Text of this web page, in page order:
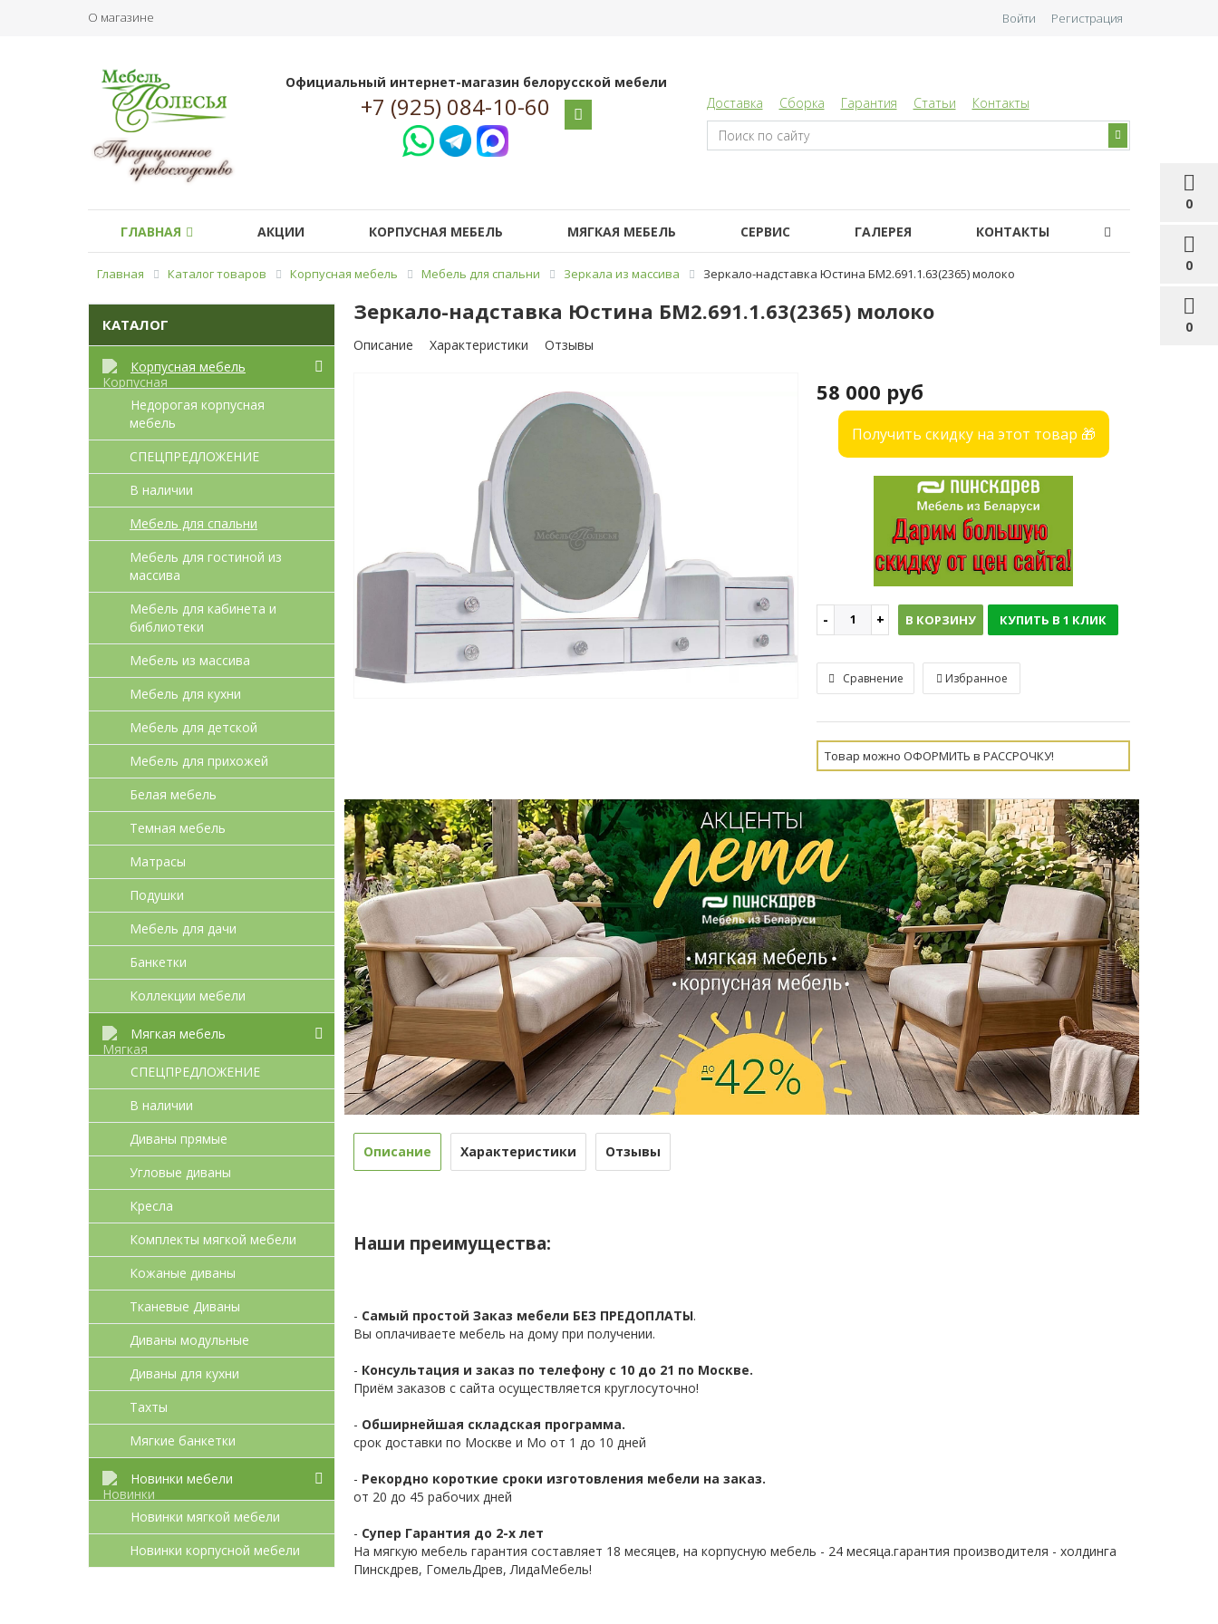
О магазине
0
0
0
Войти Регистрация
Официальный интернет-магазин белорусской мебели
+7 (925) 084-10-60 Доставка Сборка Гарантия Статьи Контакты
ГЛАВНАЯ АКЦИИ КОРПУСНАЯ МЕБЕЛЬ МЯГКАЯ МЕБЕЛЬ СЕРВИС ГАЛЕРЕЯ КОНТАКТЫ
Главная Каталог товаров Корпусная мебель Мебель для спальни Зеркала из массива Зеркало-надставка Юстина БМ2.691.1.63(2365) молоко
КАТАЛОГ
Корпусная мебель
Недорогая корпусная
мебель
СПЕЦПРЕДЛОЖЕНИЕ
В наличии
Мебель для спальни
Мебель для гостиной из
массива
Мебель для кабинета и
библиотеки
Мебель из массива
Мебель для кухни
Мебель для детcкой
Мебель для прихожей
Белая мебель
Темная мебель
Матрасы
Подушки
Мебель для дачи
Банкетки
Коллекции мебели
Мягкая мебель
СПЕЦПРЕДЛОЖЕНИЕ
В наличии
Диваны прямые
Угловые диваны
Кресла
Комплекты мягкой мебели
Кожаные диваны
Тканевые Диваны
Диваны модульные
Диваны для кухни
Тахты
Мягкие банкетки
Новинки мебели
Новинки мягкой мебели
Новинки корпусной мебели
Зеркало-надставка Юстина БМ2.691.1.63(2365) молоко
Описание Характеристики Отзывы
58 000 руб
Получить скидку на этот товар 🎁
В КОРЗИНУ КУПИТЬ В 1 КЛИК
Сравнение Избранное
Товар можно ОФОРМИТЬ в РАССРОЧКУ!
Описание Характеристики Отзывы
Наши преимущества:
- Самый простой Заказ мебели БЕЗ ПРЕДОПЛАТЫ.
Вы оплачиваете мебель на дому при получении.
- Консультация и заказ по телефону с 10 до 21 по Москве.
Приём заказов с сайта осуществляется круглосуточно!
- Обширнейшая складская программа.
срок доставки по Москве и Мо от 1 до 10 дней
- Рекордно короткие сроки изготовления мебели на заказ.
от 20 до 45 рабочих дней
- Супер Гарантия до 2-х лет
На мягкую мебель гарантия составляет 18 месяцев, на корпусную мебель - 24 месяца.гарантия производителя - холдинга
Пинскдрев, ГомельДрев, ЛидаМебель!